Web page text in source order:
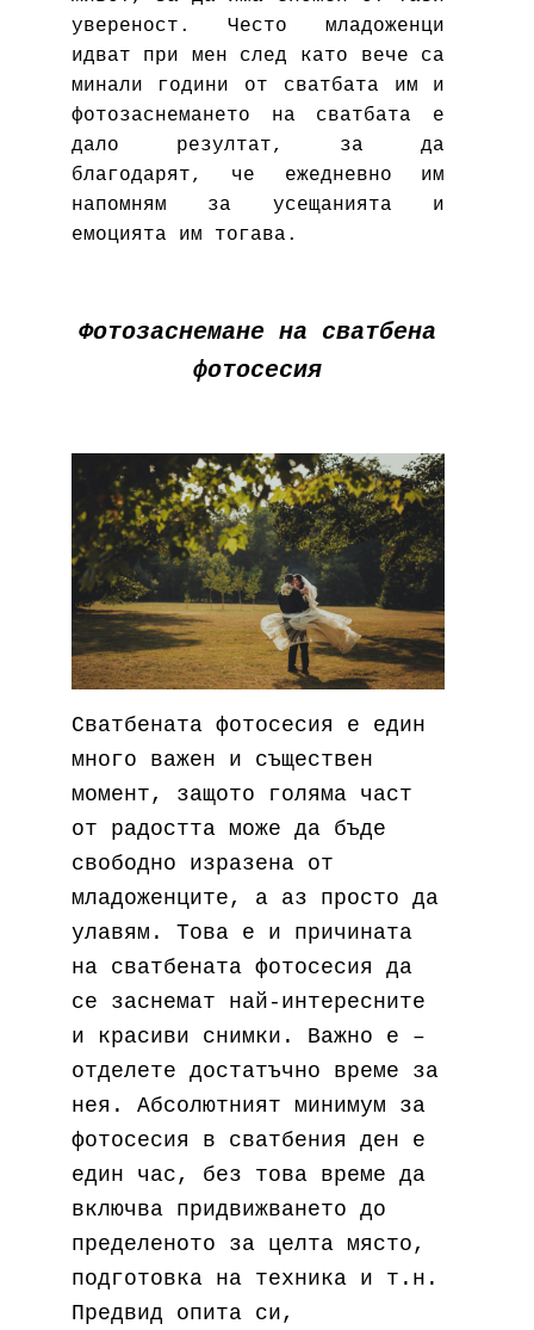
увереност. Често младоженци
идват при мен след като вече са
минали години от сватбата им и
фотозаснемането на сватбата е
дало резултат, за да
благодарят, че ежедневно им
напомням за усещанията и
емоцията им тогава.
Фотозаснемане на сватбена
фотосесия
Сватбената фотосесия е един
много важен и съществен
момент, защото голяма част
от радостта може да бъде
свободно изразена от
младоженците, а аз просто да
улавям. Това е и причината
на сватбената фотосесия да
се заснемат най-интересните
и красиви снимки. Важно е –
отделете достатъчно време за
нея. Абсолютният минимум за
фотосесия в сватбения ден е
един час, без това време да
включва придвижването до
пределеното за целта място,
подготовка на техника и т.н.
Предвид опита си,